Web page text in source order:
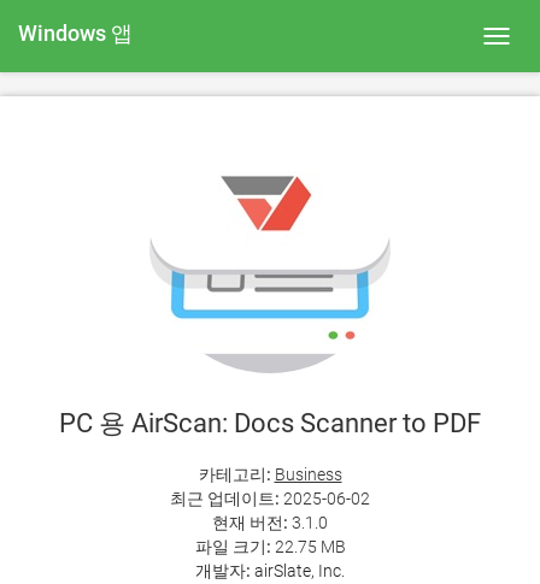
Windows 앱
PC 용 AirScan: Docs Scanner to PDF
카테고리: Business
최근 업데이트: 2025-06-02
현재 버전: 3.1.0
파일 크기: 22.75 MB
개발자: airSlate, Inc.